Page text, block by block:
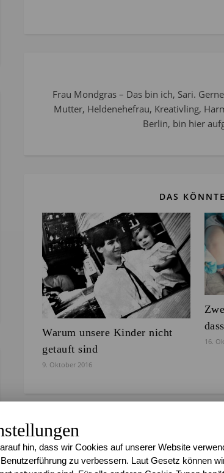
Frau Mondgras – Das bin ich, Sari.
Mutter, Heldenehefrau, Kreativling,
Berlin, bin hier
DAS
Warum unsere Kinder nicht
getauft sind
9. Oktober 2016
16.
hin, dass wir Cookies auf unserer Website
zu verbessern. Laut Gesetz können